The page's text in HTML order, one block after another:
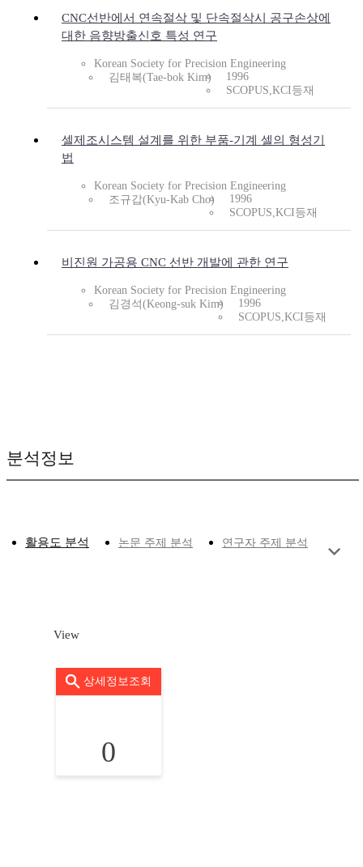
CNC선반에서 연속절삭 및 단속절삭시 공구손상에
대한 음향방출신호 특성 연구
Korean Society for Precision Engineering
김태복(Tae-bok Kim)
1996
SCOPUS,KCI등재
셀제조시스템 설계를 위한 부품-기계 셀의 형성기
법
Korean Society for Precision Engineering
조규갑(Kyu-Kab Cho)
1996
SCOPUS,KCI등재
비진원 가공용 CNC 선반 개발에 관한 연구
Korean Society for Precision Engineering
김경석(Keong-suk Kim)
1996
SCOPUS,KCI등재
분석정보
활용도 분석 논문 주제 분석 연구자 주제 분석
View
상세정보조회
0